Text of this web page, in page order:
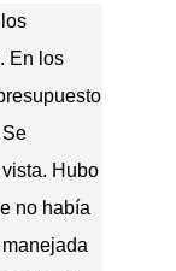
En los
Hubo
no había